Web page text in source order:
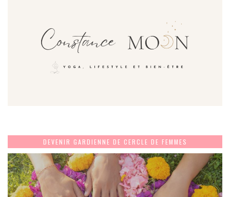
DEVENIR GARDIENNE DE CERCLE DE FEMMES